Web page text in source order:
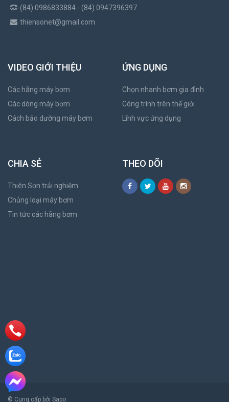
(84) 0986833884 - (84) 0947396397
thiensonet@gmail.com
VIDEO GIỚI THIỆU
Các hãng máy bơm
Các dòng máy bơm
Cách bảo dưỡng máy bơm
ỨNG DỤNG
Chọn nhanh bơm gia đình
Công trình trên thế giới
Lĩnh vực ứng dụng
CHIA SẺ
Thiên Sơn trải nghiệm
Chủng loại máy bơm
Tin tức các hãng bơm
THEO DÕI
© Cung cấp bởi Sapo